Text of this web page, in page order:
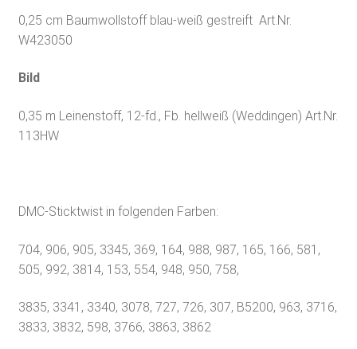
0,25 cm Baumwollstoff blau-weiß gestreift Art.Nr.
W423050
Bild
0,35 m Leinenstoff, 12-fd., Fb. hellweiß (Weddingen) Art.Nr.
113HW
DMC-Sticktwist in folgenden Farben:
704, 906, 905, 3345, 369, 164, 988, 987, 165, 166, 581,
505, 992, 3814, 153, 554, 948, 950, 758,
3835, 3341, 3340, 3078, 727, 726, 307, B5200, 963, 3716,
3833, 3832, 598, 3766, 3863, 3862